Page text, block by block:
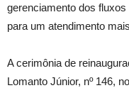
gerenciamento dos
para um atendimento
A cerimônia de
Lomanto Júnior, nº 146,